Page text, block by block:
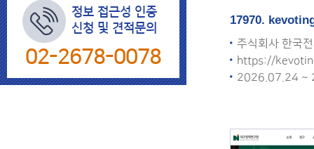
정보 접근성 인증
신청 및 견적문의
02-2678-0078
17970.
주식회사 한국
https://
2026.07.24